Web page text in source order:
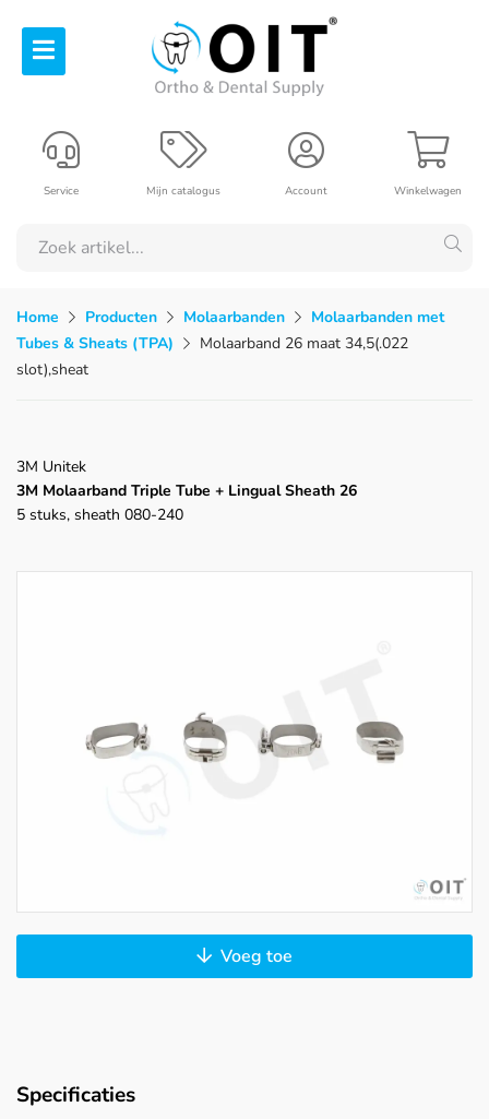
Winkelwagen
Account
Mijn catalogus
Service
Home Producten Molaarbanden
Molaarbanden met
Tubes & Sheats (TPA)
Molaarband 26 maat 34,5(.022
slot),sheat
3M Unitek
3M Molaarband Triple Tube + Lingual Sheath 26
5 stuks, sheath 080-240
Voeg toe
Specificaties